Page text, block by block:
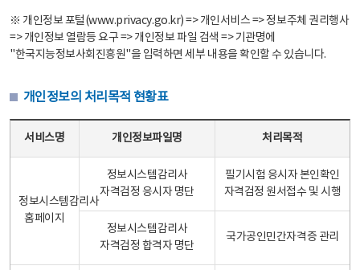
※ 개인정보 포털(www.privacy.go.kr) => 개인서비스 => 정보주체 권리행사
=> 개인정보 열람등 요구 => 개인정보 파일 검색 => 기관명에
"한국지능정보사회진흥원"을 입력하면 세부 내용을 확인할 수 있습니다.
개인정보의 처리목적 현황표
서비스명 개인정보파일명 처리목적
정보시스템감리사
홈페이지
정보시스템감리사
자격검정 응시자 명단
필기시험 응시자 본인확인
자격검정 원서접수 및 시행
정보시스템감리사
자격검정 합격자 명단
국가공인민간자격증 관리